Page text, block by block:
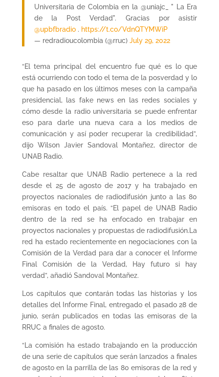
Universitaria de Colombia en la @uniajc_ " La Era
de la Post Verdad". Gracias por asistir
@upbfbradio. https://t.co/VdnQTYMWiP
— redradioucolombia (@rruc) July 29, 2022
“El tema principal del encuentro fue qué es lo que
está ocurriendo con todo el tema de la posverdad y lo
que ha pasado en los últimos meses con la campaña
presidencial, las fake news en las redes sociales y
cómo desde la radio universitaria se puede enfrentar
eso para darle una nueva cara a los medios de
comunicación y así poder recuperar la credibilidad”,
dijo Wilson Javier Sandoval Montañez, director de
UNAB Radio.
Cabe resaltar que UNAB Radio pertenece a la red
desde el 25 de agosto de 2017 y ha trabajado en
proyectos nacionales de radiodifusión junto a las 80
emisoras en todo el país. “El papel de UNAB Radio
dentro de la red se ha enfocado en trabajar en
proyectos nacionales y propuestas de radiodifusión.La
red ha estado recientemente en negociaciones con la
Comisión de la Verdad para dar a conocer el Informe
Final Comisión de la Verdad, Hay futuro si hay
verdad”, añadió Sandoval Montañez.
Los capítulos que contarán todas las historias y los
detalles del Informe Final, entregado el pasado 28 de
junio, serán publicados en todas las emisoras de la
RRUC a finales de agosto.
“La comisión ha estado trabajando en la producción
de una serie de capítulos que serán lanzados a finales
de agosto en la parrilla de las 80 emisoras de la red y